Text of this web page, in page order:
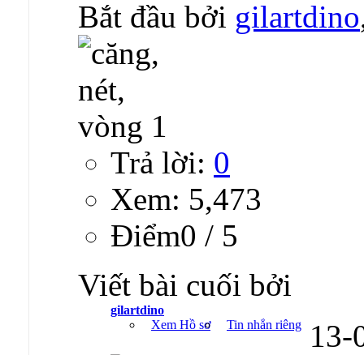
Bắt đầu bởi gilartdino
Trả lời: 0
Xem: 5,473
Ðiểm0 / 5
Viết bài cuối bởi
gilartdino
Xem Hồ sơ
Tin nhắn riêng